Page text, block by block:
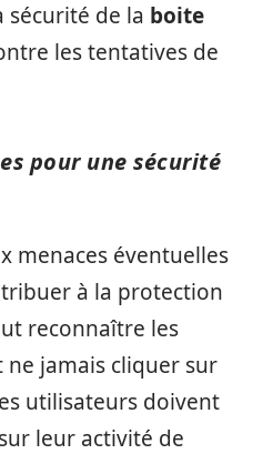
de la boite
les tentatives de
pour une sécurité
menaces éventuelles
à la protection
reconnaître les
ne jamais cliquer sur
utilisateurs doivent
leur activité de